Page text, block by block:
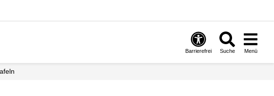
Barrierefrei Suche Menü